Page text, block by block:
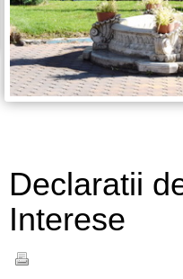
Declaratii
Interese